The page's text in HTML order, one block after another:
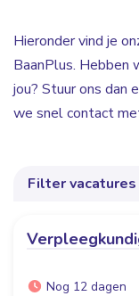
Hieronder vind je
BaanPlus. Hebben
jou? Stuur ons dan
we snel contact
Filter vacatures
Nog 12 dagen